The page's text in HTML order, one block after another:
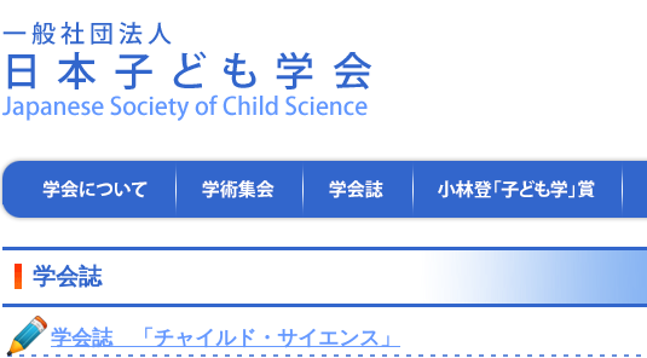
一
般
社
団
法
日
子
会
子
学
に
集
誌
登
学」
会
学会誌
学会誌 「チャイルド・サイエンス」